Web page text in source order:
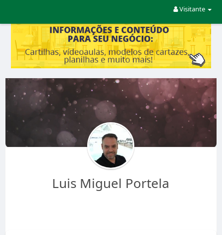
Visitante
Luis Miguel Portela